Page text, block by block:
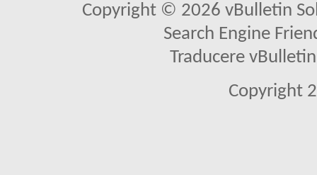
Copyright © 2026 vBulletin
Search Engine
Traducere
Copyright